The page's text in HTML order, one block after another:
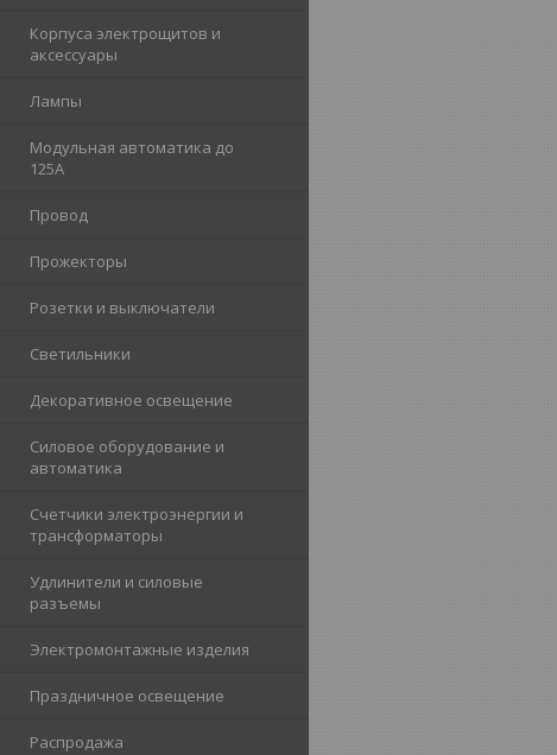
Корпуса электрощитов и
аксессуары
Лампы
Модульная автоматика до
125А
Провод
Прожекторы
Розетки и выключатели
Светильники
Декоративное освещение
Силовое оборудование и
автоматика
Счетчики электроэнергии и
трансформаторы
Удлинители и силовые
разъемы
Электромонтажные изделия
Праздничное освещение
Распродажа